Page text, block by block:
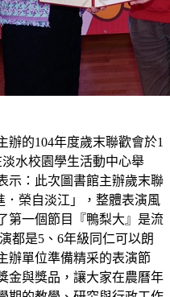
辦的104年度歲末聯歡會於1
水校園學生活動中心舉
示：此次圖書館主辦歲末聯
．榮自淡江」，整體表演風
第一個節目『鴨梨大』是流
都是5、6年級同仁可以朗
辦單位準備精采的表演節
金與獎品，讓大家在農曆年